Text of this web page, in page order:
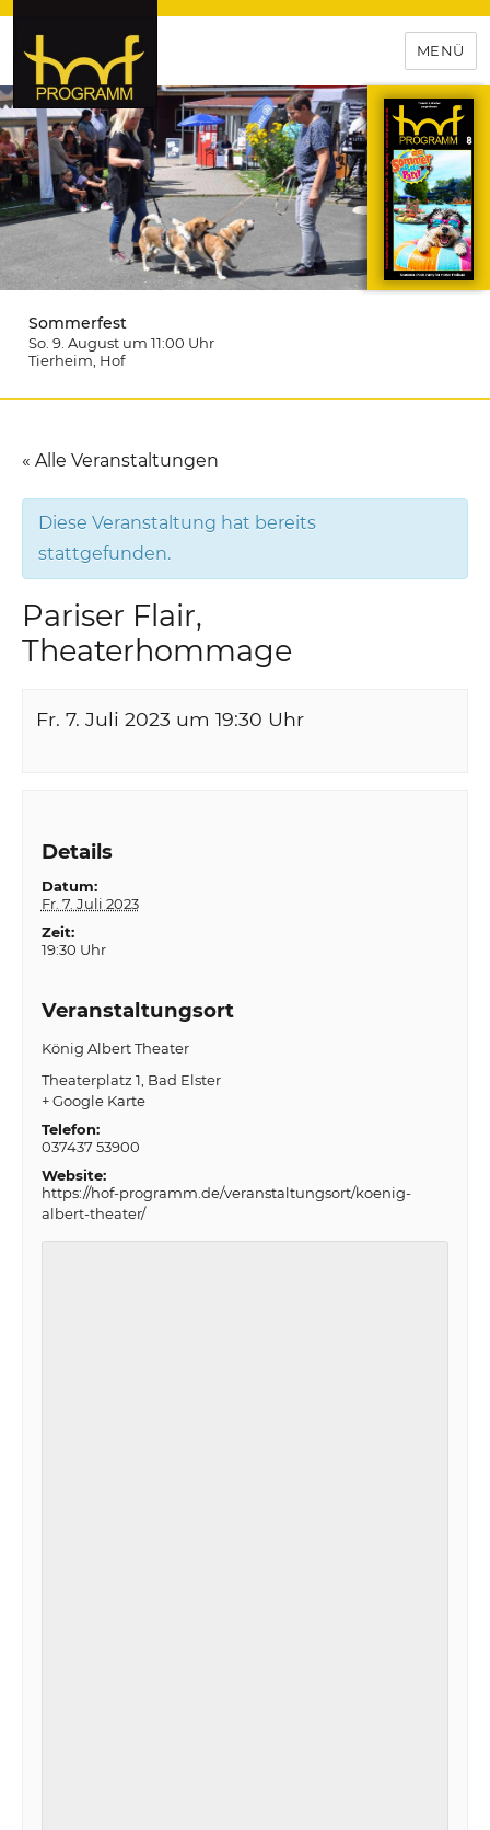
hof-programm – das
Veranstaltungsportal für
Hochfranken
MENÜ
Sommerfest
So. 9. August um 11:00 Uhr
Tierheim , Hof
« Alle Veranstaltungen
Diese Veranstaltung hat bereits
stattgefunden.
Pariser Flair,
Theaterhommage
Fr. 7. Juli 2023 um 19:30 Uhr
Details
Datum:
Fr. 7. Juli 2023
Zeit:
19:30 Uhr
Veranstaltungsort
König Albert Theater
Theaterplatz 1 Bad Elster
+ Google Karte
Telefon:
037437 53900
Website:
https://hof-programm.de/veranstaltungsort/koenig-
albert-theater/